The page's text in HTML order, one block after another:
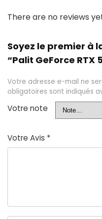
There are no reviews
Soyez le premier à
“Palit GeForce RTX
Votre adresse e-mail ne
obligatoires sont indiqués
Votre note
Votre Avis *